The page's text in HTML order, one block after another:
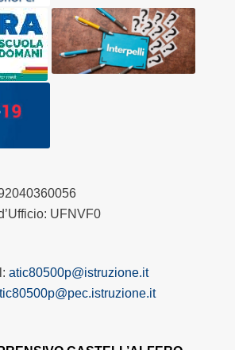
UFNVF0
atic80500p@istruzione.it